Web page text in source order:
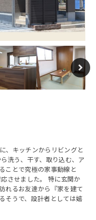
、キッチンからリビングと
洗う、干す、取り込む、ア
ことで究極の家事動線と
させました。 特に玄関か
れるお友達から『家を建て
そうで、設計者としては嬉